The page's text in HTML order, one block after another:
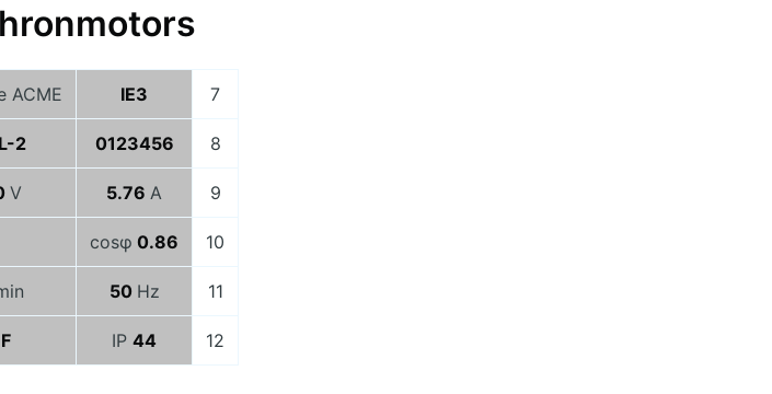
ACME IE3 7
2 0123456 8
V 5.76 A 9
cosφ 0.86 10
50 Hz 11
F IP 44 12